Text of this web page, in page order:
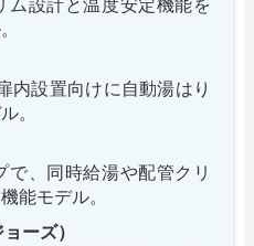
ム設計と温度安定機能を
内設置向けに自動湯はり
。
で、同時給湯や配管クリ
能モデル。
ーズ）